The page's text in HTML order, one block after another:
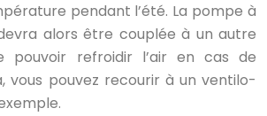
pendant l’été. La pompe à
alors être couplée à un autre
pouvoir refroidir l’air en cas de
vous pouvez recourir à un ventilo-